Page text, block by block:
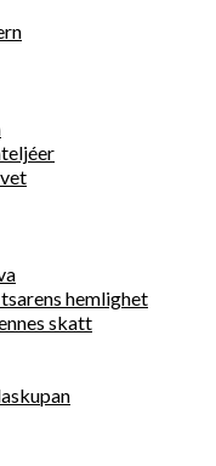
hemlighet
skatt